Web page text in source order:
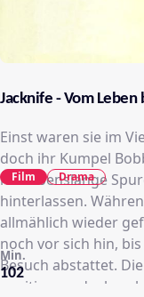
Jacknife - Vom
Einst waren sie im
doch ihr Kumpel
hat lebenslange
hinterlassen.
allmählich wieder
noch vor sich hin,
Besuch abstattet.
positiv aus, doch es
102
Min.
Film Drama